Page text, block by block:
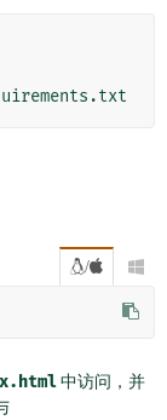
/ 
中访问，并